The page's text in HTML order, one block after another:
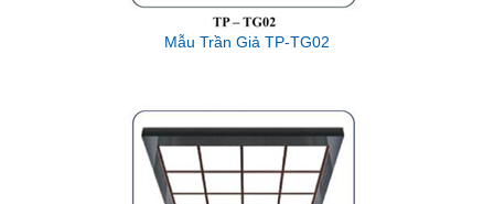
Mẫu Trần Giả TP-TG02